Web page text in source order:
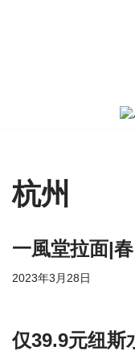
杭州
一風堂拉面|
2023年3月28日
仅39.9元纽斯